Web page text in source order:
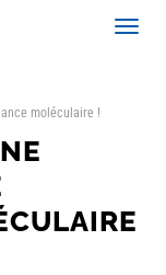
moléculaire !